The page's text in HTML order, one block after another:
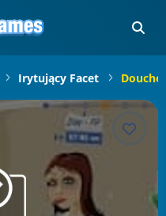
Irytujący Facet